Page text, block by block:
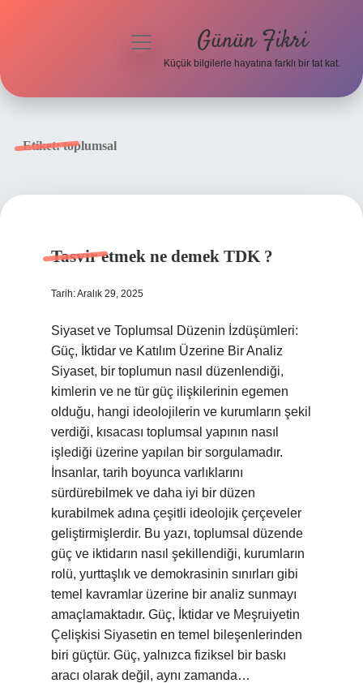
menüyü
Günün Fikri
Küçük bilgilerle hayatına farklı bir tat kat.
Etiket:toplumsal
Tasvir etmek ne demek TDK ?
Tarih: Aralık 29, 2025
Siyaset ve Toplumsal Düzenin İzdüşümleri:
Güç, İktidar ve Katılım Üzerine Bir Analiz
Siyaset, bir toplumun nasıl düzenlendiği,
kimlerin ve ne tür güç ilişkilerinin egemen
olduğu, hangi ideolojilerin ve kurumların şekil
verdiği, kısacası toplumsal yapının nasıl
işlediği üzerine yapılan bir sorgulamadır.
İnsanlar, tarih boyunca varlıklarını
sürdürebilmek ve daha iyi bir düzen
kurabilmek adına çeşitli ideolojik çerçeveler
geliştirmişlerdir. Bu yazı, toplumsal düzende
güç ve iktidarın nasıl şekillendiği, kurumların
rolü, yurttaşlık ve demokrasinin sınırları gibi
temel kavramlar üzerine bir analiz sunmayı
amaçlamaktadır. Güç, İktidar ve Meşruiyetin
Çelişkisi Siyasetin en temel bileşenlerinden
biri güçtür. Güç, yalnızca fiziksel bir baskı
aracı olarak değil, aynı zamanda…